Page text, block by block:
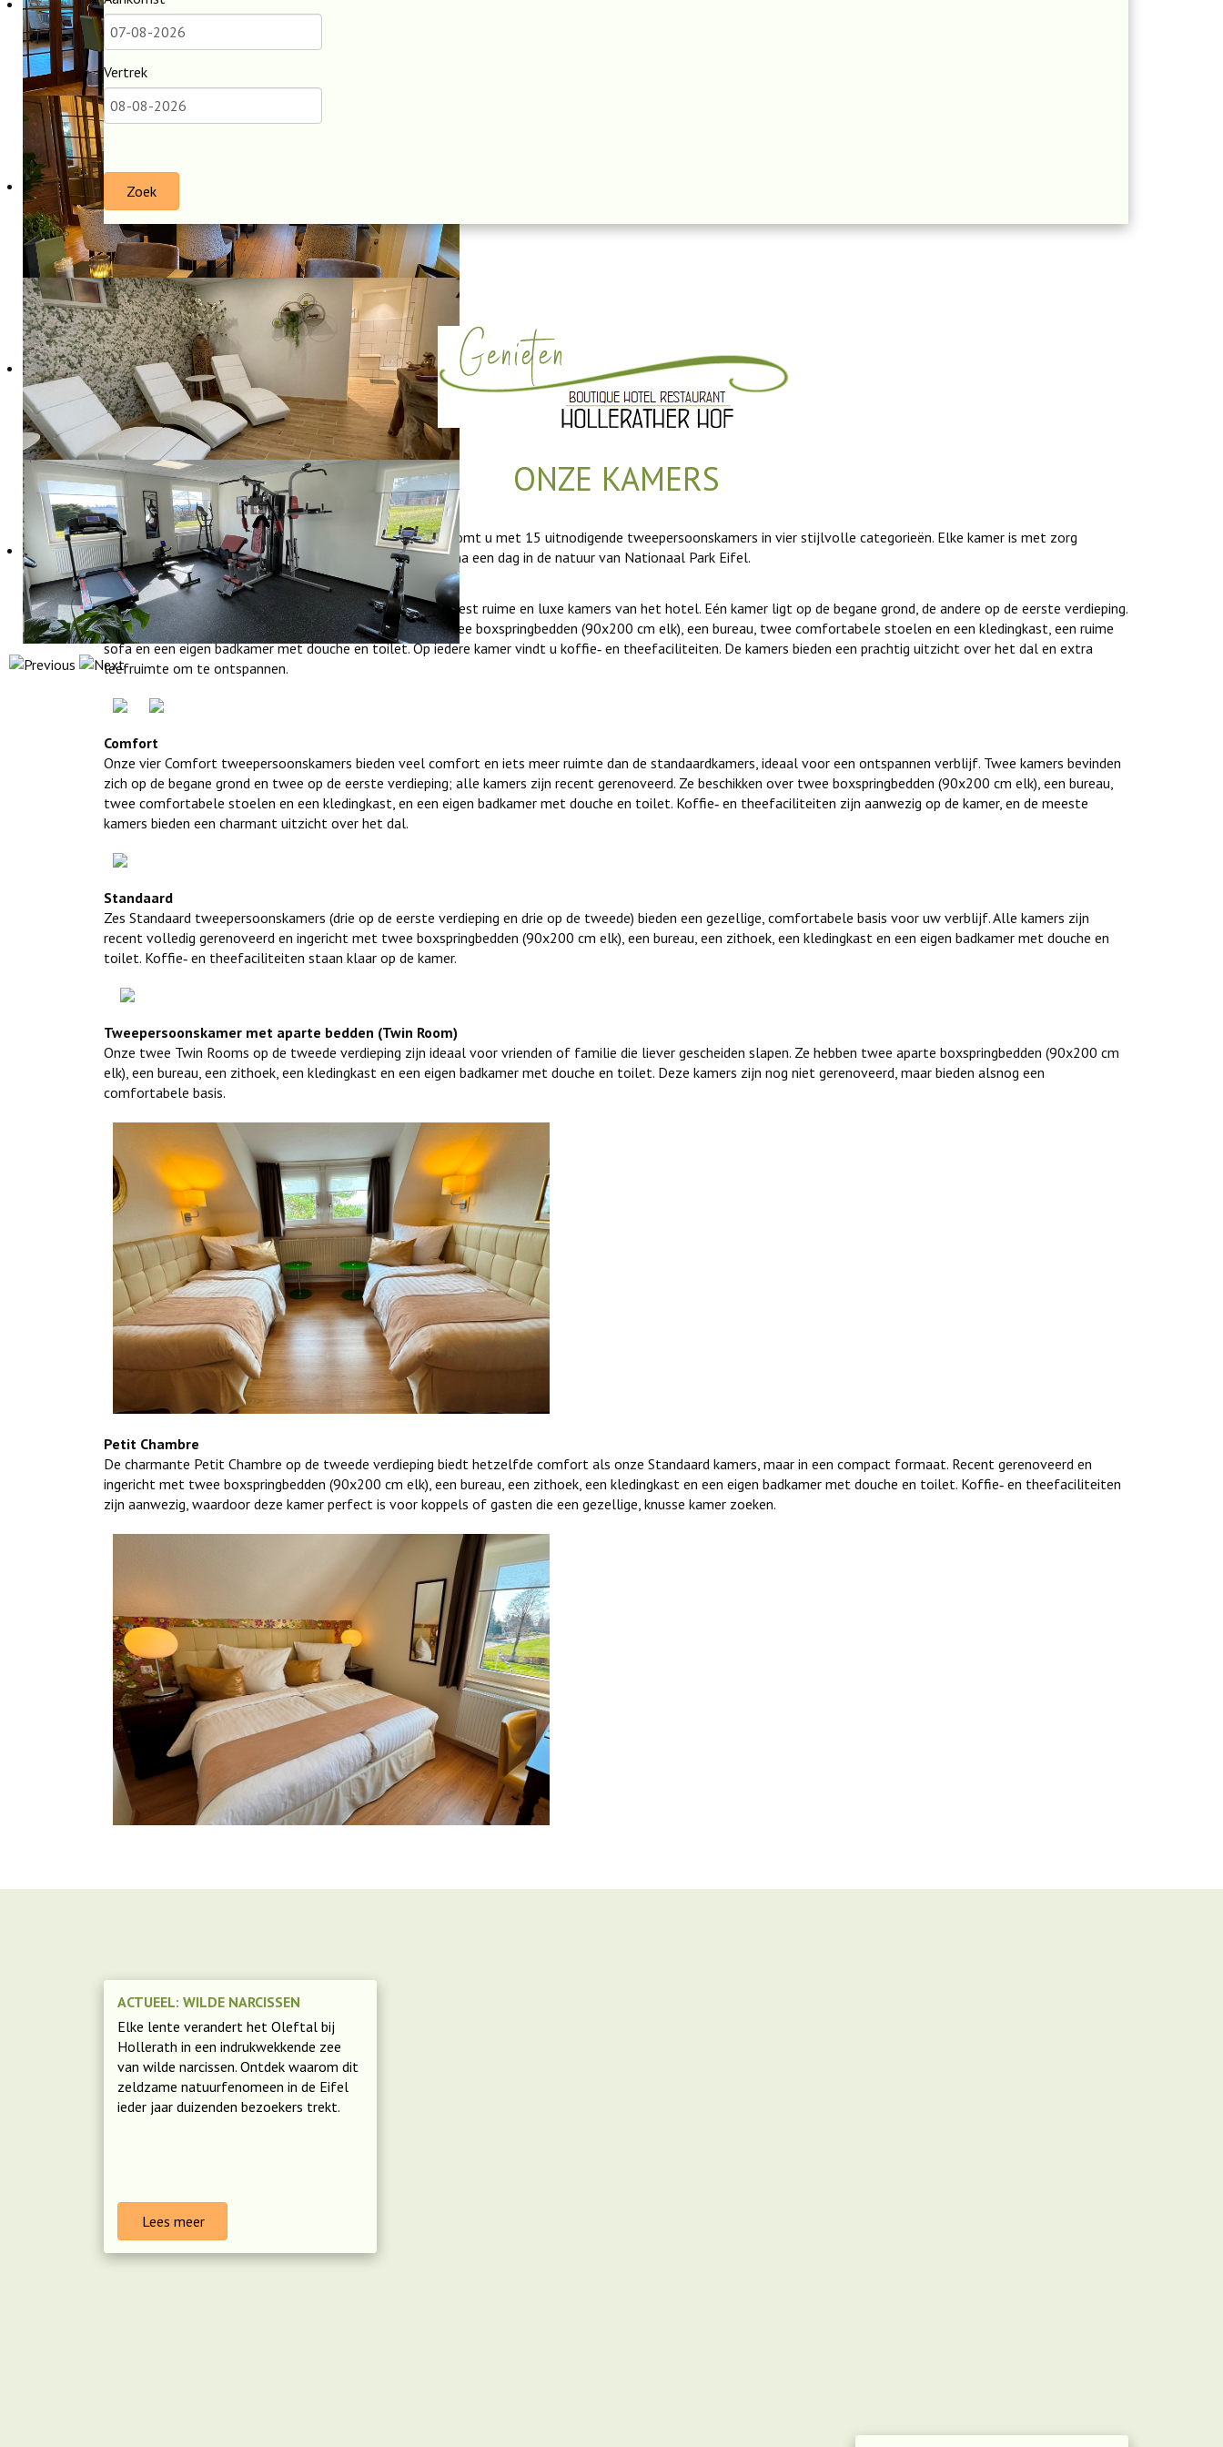
Vertrek
Zoek
ONZE KAMERS
Het Boutique Hotel‑Restaurant Hollerather Hof verwelkomt u met 15 uitnodigende tweepersoonskamers in vier stijlvolle categorieën. Elke kamer is met zorg
ingericht om rust, comfort en een warme sfeer te bieden na een dag in de natuur van Nationaal Park Eifel.
Comfort Plus
Onze twee Comfort Plus tweepersoonskamers zijn de meest ruime en luxe kamers van het hotel. Eén kamer ligt op de begane grond, de andere op de eerste verdieping.
Beide zijn recent volledig gerenoveerd en voorzien van twee boxspringbedden (90x200 cm elk), een bureau, twee comfortabele stoelen en een kledingkast, een ruime
sofa en een eigen badkamer met douche en toilet. Op iedere kamer vindt u koffie‑ en theefaciliteiten. De kamers bieden een prachtig uitzicht over het dal en extra
leefruimte om te ontspannen.
Comfort
Onze vier Comfort tweepersoonskamers bieden veel comfort en iets meer ruimte dan de standaardkamers, ideaal voor een ontspannen verblijf. Twee kamers bevinden
zich op de begane grond en twee op de eerste verdieping; alle kamers zijn recent gerenoveerd. Ze beschikken over twee boxspringbedden (90x200 cm elk), een bureau,
twee comfortabele stoelen en een kledingkast, en een eigen badkamer met douche en toilet. Koffie‑ en theefaciliteiten zijn aanwezig op de kamer, en de meeste
kamers bieden een charmant uitzicht over het dal.
Standaard
Zes Standaard tweepersoonskamers (drie op de eerste verdieping en drie op de tweede) bieden een gezellige, comfortabele basis voor uw verblijf. Alle kamers zijn
recent volledig gerenoveerd en ingericht met twee boxspringbedden (90x200 cm elk), een bureau, een zithoek, een kledingkast en een eigen badkamer met douche en
toilet. Koffie‑ en theefaciliteiten staan klaar op de kamer.
Tweepersoonskamer met aparte bedden (Twin Room)
Onze twee Twin Rooms op de tweede verdieping zijn ideaal voor vrienden of familie die liever gescheiden slapen. Ze hebben twee aparte boxspringbedden (90x200 cm
elk), een bureau, een zithoek, een kledingkast en een eigen badkamer met douche en toilet. Deze kamers zijn nog niet gerenoveerd, maar bieden alsnog een
comfortabele basis.
Petit Chambre
De charmante Petit Chambre op de tweede verdieping biedt hetzelfde comfort als onze Standaard kamers, maar in een compact formaat. Recent gerenoveerd en
ingericht met twee boxspringbedden (90x200 cm elk), een bureau, een zithoek, een kledingkast en een eigen badkamer met douche en toilet. Koffie‑ en theefaciliteiten
zijn aanwezig, waardoor deze kamer perfect is voor koppels of gasten die een gezellige, knusse kamer zoeken.
ACTUEEL: WILDE NARCISSEN
Elke lente verandert het Oleftal bij
Hollerath in een indrukwekkende zee
van wilde narcissen. Ontdek waarom dit
zeldzame natuurfenomeen in de Eifel
ieder jaar duizenden bezoekers trekt.
Lees meer